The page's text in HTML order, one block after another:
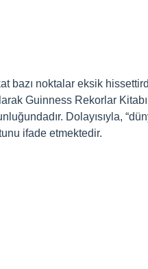
bazı noktalar eksik
Guinness Rekorlar
Dolayısıyla,
ifade etmektedir.